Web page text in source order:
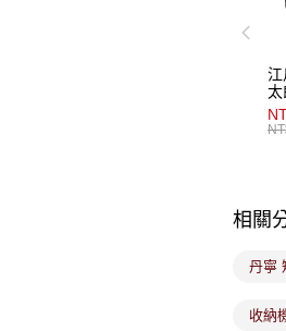
江
太
相關
丹寧
收納